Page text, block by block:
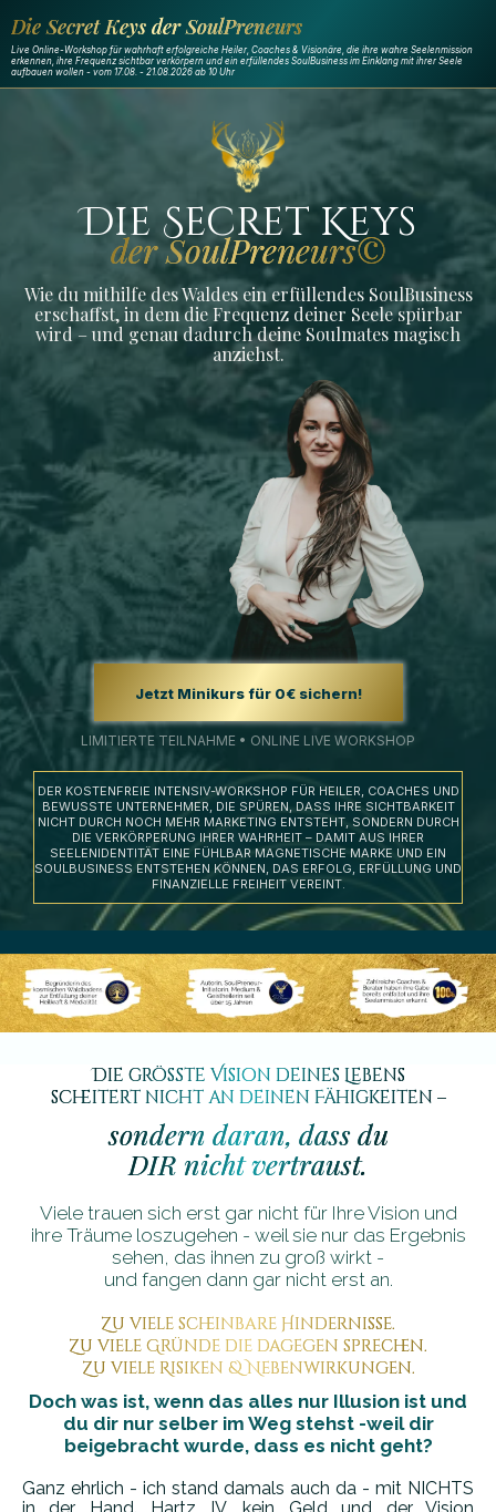
Die Secret Keys der SoulPreneurs
Live Online-Workshop für wahrhaft erfolgreiche Heiler, Coaches & Visionäre, die ihre wahre Seelenmission
erkennen, ihre Frequenz sichtbar verkörpern und ein erfüllendes SoulBusiness im Einklang mit ihrer Seele
aufbauen wollen - vom 17.08. - 21.08.2026 ab 10 Uhr
Die Secret Keys
der SoulPreneurs©
Wie du mithilfe des Waldes ein erfüllendes SoulBusiness
erschaffst, in dem die Frequenz deiner Seele spürbar
wird – und genau dadurch deine Soulmates magisch
anziehst.
Jetzt Minikurs für 0€ sichern!
LIMITIERTE TEILNAHME • ONLINE LIVE WORKSHOP
DER KOSTENFREIE INTENSIV-WORKSHOP FÜR HEILER, COACHES UND
BEWUSSTE UNTERNEHMER, DIE SPÜREN, DASS IHRE SICHTBARKEIT
NICHT DURCH NOCH MEHR MARKETING ENTSTEHT, SONDERN DURCH
DIE VERKÖRPERUNG IHRER WAHRHEIT – DAMIT AUS IHRER
SEELENIDENTITÄT EINE FÜHLBAR MAGNETISCHE MARKE UND EIN
SOULBUSINESS ENTSTEHEN KÖNNEN, DAS ERFOLG, ERFÜLLUNG UND
FINANZIELLE FREIHEIT VEREINT.
Die größte Vision deines Lebens
scheitert nicht an deinen Fähigkeiten –
sondern daran, dass du
DIR nicht vertraust.
Viele trauen sich erst gar nicht für Ihre Vision und
ihre Träume loszugehen - weil sie nur das Ergebnis
sehen, das ihnen zu groß wirkt -
und fangen dann gar nicht erst an.
Zu viele scheinbare Hindernisse.
Zu viele Gründe die dagegen sprechen.
Zu viele Risiken & Nebenwirkungen.
Doch was ist, wenn das alles nur Illusion ist und
du dir nur selber im Weg stehst -weil dir
beigebracht wurde, dass es nicht geht?
Ganz ehrlich - ich stand damals auch da - mit NICHTS
in der Hand. Hartz IV, kein Geld und der Vision